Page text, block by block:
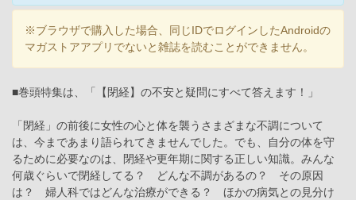
※ブラウザで購入した場合、同じIDでログインしたAndroidの
マガストアアプリでないと雑誌を読むことができません。
■巻頭特集は、「【閉経】の不安と疑問にすべて答えます！」
「閉経」の前後に女性の心と体を襲うさまざまな不調について
は、今まであまり語られてきませんでした。でも、自分の体を守
るために必要なのは、閉経や更年期に関する正しい知識。みんな
何歳ぐらいで閉経してる？ どんな不調があるの？ その原因
は？ 婦人科ではどんな治療ができる？ ほかの病気との見分け